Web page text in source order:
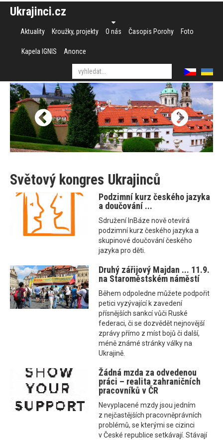
Ukrajinci.cz
Aktuality Kroužky, projekty O nás Časopis Porohy Foto
Kapela IGNIS Anonce
Světový kongres Ukrajinců
Podzimní kurz českého jazyka
a doučování ...
Sdružení InBáze nově otevírá
podzimní kurz českého jazyka a
skupinové doučování českého
jazyka pro děti.
Druhý zářijový Majdan ... 11.9.
na Staroměstském náměstí
Během odpoledne můžete podpořit
petici vyzývající k zavedení
přísnějších sankcí vůči Ruské
federaci, či se dozvědět nejnovější
zprávy přímo z míst bojů či další,
méně známé stránky války na
Ukrajině.
Žádná mzda za odvedenou
práci – realita zahraničních
pracovníků v ČR
Nevyplacené mzdy jsou jedním
z nejčastějších pracovněprávních
problémů, se kterými se cizinci
v České republice setkávají. Stávají